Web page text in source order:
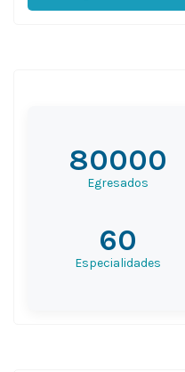
80000
Egresados
60
Especialidades